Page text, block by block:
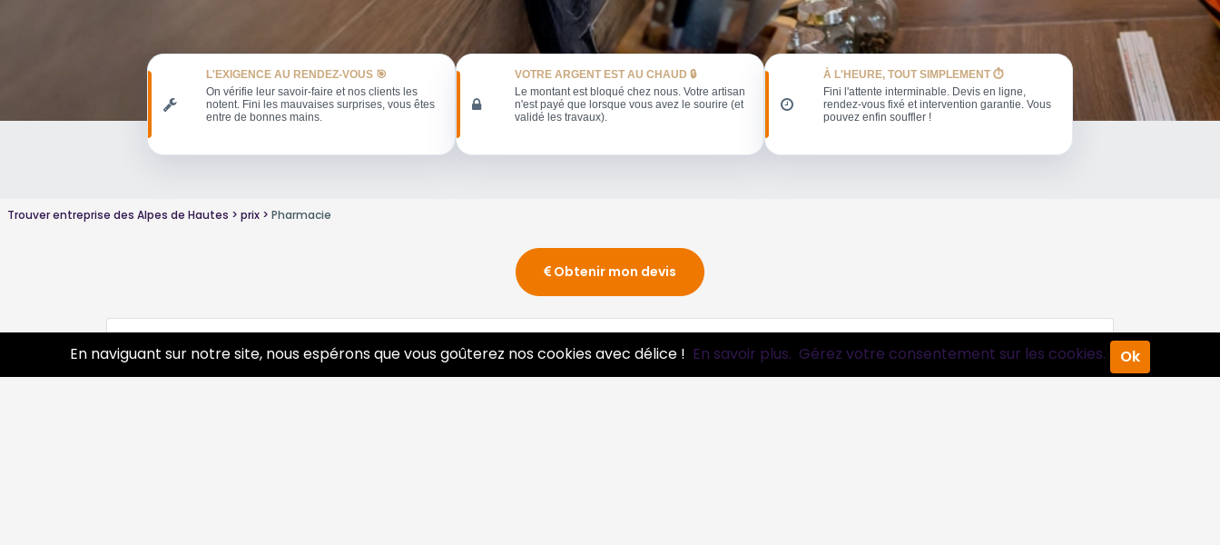
L'EXIGENCE AU RENDEZ-VOUS 🎯
On vérifie leur savoir-faire et nos clients les
notent. Fini les mauvaises surprises, vous êtes
entre de bonnes mains.
VOTRE ARGENT EST AU CHAUD 🔒
Le montant est bloqué chez nous. Votre artisan
n'est payé que lorsque vous avez le sourire (et
validé les travaux).
À L'HEURE, TOUT SIMPLEMENT ⏱️
Fini l'attente interminable. Devis en ligne,
rendez-vous fixé et intervention garantie. Vous
pouvez enfin souffler !
Trouver entreprise des Alpes de Hautes prix Pharmacie
Obtenir mon devis
En naviguant sur notre site, nous espérons que vous goûterez nos cookies avec délice ! En savoir plus. Gérez votre consentement sur les cookies. Ok